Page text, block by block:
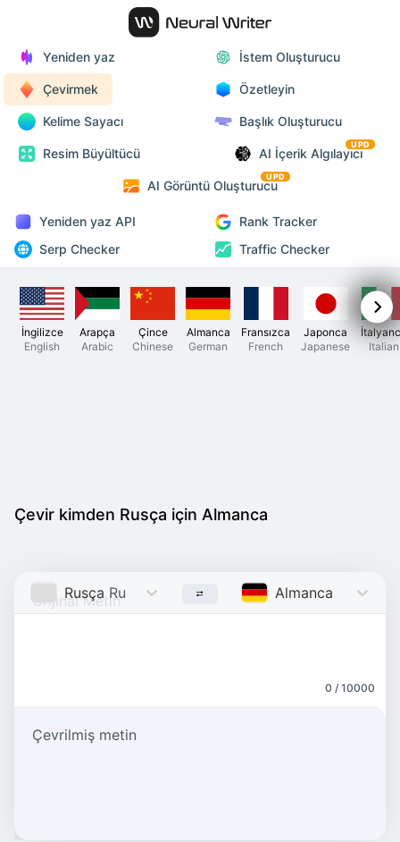
Yeniden yaz İstem Oluşturucu
Çevirmek Özetleyin
Kelime Sayacı Başlık Oluşturucu
Resim Büyültücü AI İçerik Algılayıcı
UPD
AI Görüntü Oluşturucu
UPD
Yeniden yaz API
Rank Tracker
Serp Checker
Traffic Checker
İngilizce
English
Arapça
Arabic
Çince
Chinese
Almanca
German
Fransızca
French
Japonca
Japanese
Italian
Çevir kimden Rusça için Almanca
Rusça Russian Almanca German
0 / 10000
Çevrilmiş metin